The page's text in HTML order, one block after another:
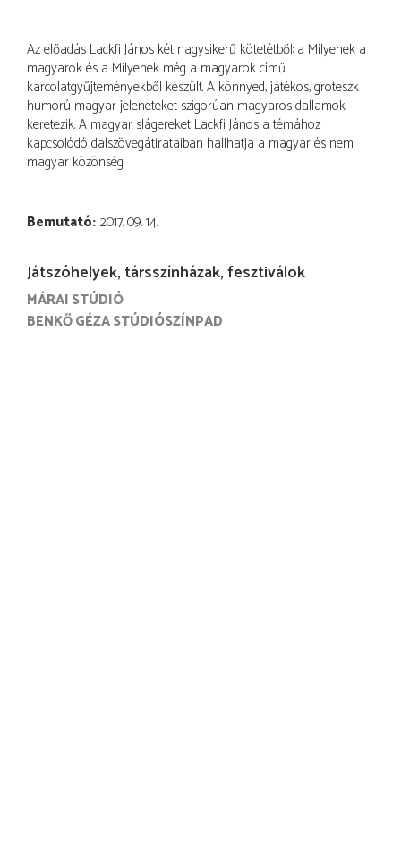
Az előadás Lackfi János két nagysikerű kötetétből: a Milyenek a
magyarok és a Milyenek még a magyarok című
karcolatgyűjteményekből készült. A könnyed, játékos, groteszk
humorú magyar jeleneteket szigorúan magyaros dallamok
keretezik. A magyar slágereket Lackfi János a témához
kapcsolódó dalszövegátirataiban hallhatja a magyar és nem
magyar közönség.
Bemutató 2017. 09. 14.
Játszóhelyek, társszínházak, fesztiválok
MÁRAI STÚDIÓ
BENKŐ GÉZA STÚDIÓSZÍNPAD